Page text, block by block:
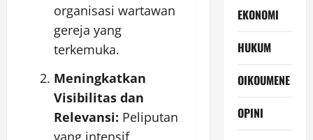
organisasi wartawan
gereja yang
terkemuka.
Meningkatkan
Visibilitas dan
Relevansi: Peliputan
yang intensif
EKONOMI
HUKUM
OIKOUMENE
OPINI